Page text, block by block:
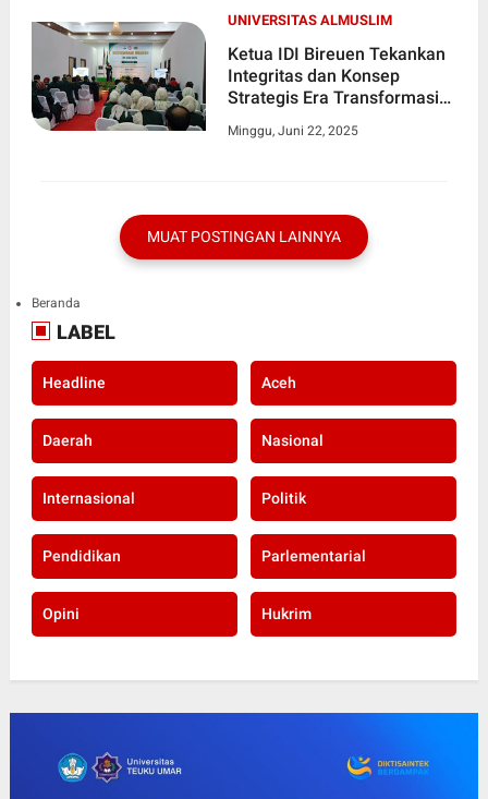
UNIVERSITAS ALMUSLIM
Ketua IDI Bireuen Tekankan
Integritas dan Konsep
Strategis Era Transformasi
Minggu, Juni 22, 2025
MUAT POSTINGAN LAINNYA
Beranda
LABEL
Headline Aceh
Daerah Nasional
Internasional Politik
Pendidikan Parlementarial
Opini Hukrim